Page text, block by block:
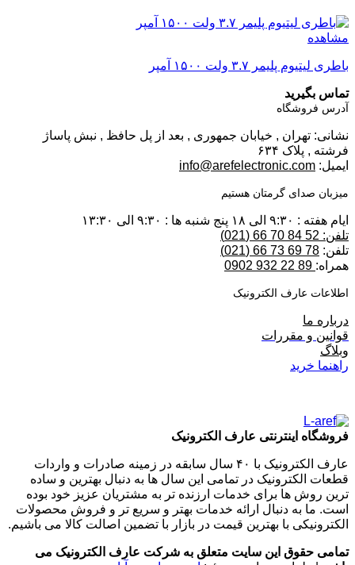
مشاهده
باطری لیتیوم پلیمر ۳.۷ ولت ۱۵۰۰ آمپر
تماس بگیرید
آدرس فروشگاه
نشانی: تهران , خیابان جمهوری , بعد از پل حافظ , نبش پاساژ
فرشته , پلاک ۶۳۴
ایمیل: info@arefelectronic.com
میزبان صدای گرمتان هستیم
ایام هفته : ۹:۳۰ الی ۱۸ پنج شنبه ها : ۹:۳۰ الی ۱۳:۳۰
تلفن: 52 84 70 66 (021)
تلفن: 78 69 73 66 (021)
همراه:
اطلاعات عارف الکترونیک
درباره ما
قوانین و مقررات
وبلاگ
راهنما خرید
فروشگاه اینترنتی عارف الکترونیک
عارف الکترونیک با ۴۰ سال سابقه در زمینه صادرات و واردات
قطعات الکترونیک در تمامی این سال ها به دنبال بهترین و ساده
ترین روش ها برای خدمات ارزنده تر به مشتریان عزیز خود بوده
است. ما به دنبال ارائه خدمات بهتر و سریع تر و فروش محصولات
الکترونیکی با بهترین قیمت در بازار با تضمین اصالت کالا می باشیم.
تمامی حقوق این سایت متعلق به شرکت عارف الکترونیک می